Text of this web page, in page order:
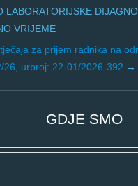
LABORATORIJSKE
VRIJEME
za prijem radnika na
26, urbroj: 22-01/2026-392
GDJE SMO